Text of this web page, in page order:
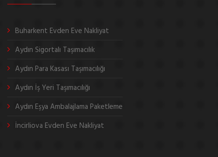
Buharkent Evden Eve Nakliyat
Aydın Sigortalı Taşımacılık
Aydın Para Kasası Taşımacılığı
Aydın İş Yeri Taşımacılığı
Aydın Eşya Ambalajlama Paketleme
İncirliova Evden Eve Nakliyat